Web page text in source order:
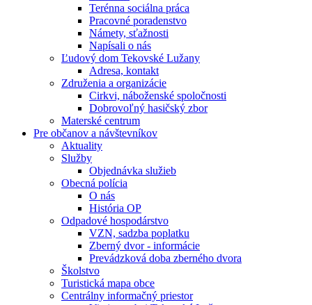
Terénna sociálna práca
Pracovné poradenstvo
Námety, sťažnosti
Napísali o nás
Ľudový dom Tekovské Lužany
Adresa, kontakt
Združenia a organizácie
Cirkvi, náboženské spoločnosti
Dobrovoľný hasičský zbor
Materské centrum
Pre občanov a návštevníkov
Aktuality
Služby
Objednávka služieb
Obecná polícia
O nás
História OP
Odpadové hospodárstvo
VZN, sadzba poplatku
Zberný dvor - informácie
Prevádzková doba zberného dvora
Školstvo
Turistická mapa obce
Centrálny informačný priestor